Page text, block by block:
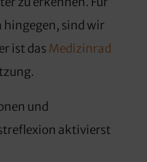
hingegen, sind wir
ist das Medizinrad
und
aktivierst